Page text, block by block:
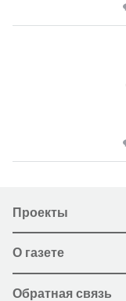
Проекты
О газете
Обратная связь